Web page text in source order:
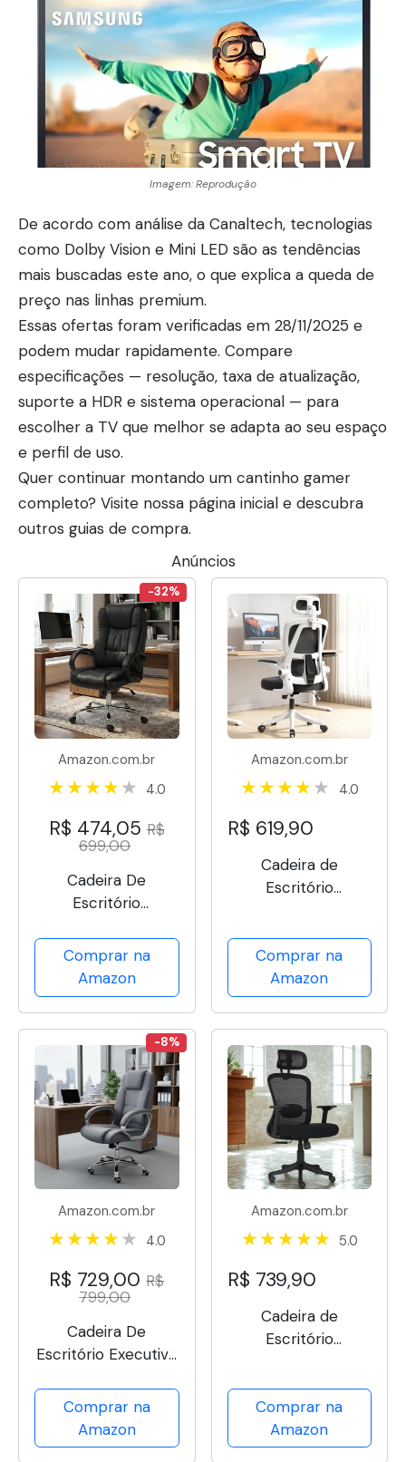
Imagem: Reprodução
De acordo com análise da Canaltech, tecnologias
como Dolby Vision e Mini LED são as tendências
mais buscadas este ano, o que explica a queda de
preço nas linhas premium.
Essas ofertas foram verificadas em 28/11/2025 e
podem mudar rapidamente. Compare
especificações — resolução, taxa de atualização,
suporte a HDR e sistema operacional — para
escolher a TV que melhor se adapta ao seu espaço
e perfil de uso.
Quer continuar montando um cantinho gamer
completo? Visite nossa página inicial e descubra
outros guias de compra.
Anúncios
-32%
Amazon.com.br
4.0
R$ 474,05R$
699,00
Cadeira De
Escritório
Executiva Diretor
Premium Couro
Estofada Mola Luxo
Comprar na
Amazon
Amazon.com.br
4.0
R$ 619,90
Cadeira de
Escritório
Veneza, Tela Mesh
Respirável, Suporte
Lombar, Reclinável,
Altura Ajustável,
Capacidade 120kg
(Branca e Preta)
Comprar na
Amazon
-8%
Amazon.com.br
4.0
R$ 729,00R$
799,00
Cadeira De
Escritório Executiva
Ergonômica
Giratória Ajustável
Comprar na
Amazon
Amazon.com.br
5.0
R$ 739,90
Cadeira de
Escritório
Tela Mesh, Apoio
Lombar Ajustável,
Reclinável 3
Posições Duoffice
Comprar na
Amazon